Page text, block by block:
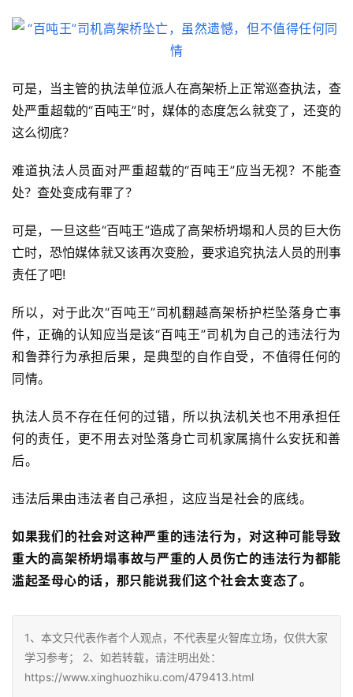
可是，当主管的执法单位派人在高架桥上正常巡查执法，查
处严重超载的“百吨王”时，媒体的态度怎么就变了，还变的
这么彻底？
难道执法人员面对严重超载的“百吨王”应当无视？不能查
处？查处变成有罪了？
可是，一旦这些“百吨王”造成了高架桥坍塌和人员的巨大伤
亡时，恐怕媒体就又该再次变脸，要求追究执法人员的刑事
责任了吧!
所以，对于此次“百吨王”司机翻越高架桥护栏坠落身亡事
件，正确的认知应当是该“百吨王”司机为自己的违法行为
和鲁莽行为承担后果，是典型的自作自受，不值得任何的
同情。
执法人员不存在任何的过错，所以执法机关也不用承担任
何的责任，更不用去对坠落身亡司机家属搞什么安抚和善
后。
违法后果由违法者自己承担，这应当是社会的底线。
如果我们的社会对这种严重的违法行为，对这种可能导致
重大的高架桥坍塌事故与严重的人员伤亡的违法行为都能
滥起圣母心的话，那只能说我们这个社会太变态了。
1、本文只代表作者个人观点，不代表星火智库立场，仅供大家
学习参考； 2、如若转载，请注明出处：
https://www.xinghuozhiku.com/479413.html